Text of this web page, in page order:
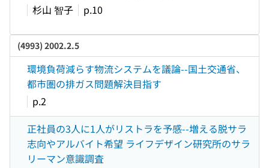
杉山 智子
p.10
(4993) 2002.2.5
環境負荷減らす物流システムを議論--国土交通省、
都市圏の排ガス問題解決目指す
p.2
正社員の3人に1人がリストラを予感--増える脱サラ
志向やアルバイト希望 ライフデザイン研究所のサラ
リーマン意識調査